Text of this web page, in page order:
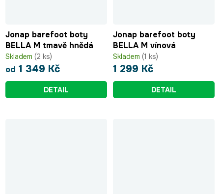
Jonap barefoot boty
BELLA M tmavě hnědá
Skladem (2 ks)
od 1 349 Kč
DETAIL
Jonap barefoot boty
BELLA M vínová
Skladem (1 ks)
1 299 Kč
DETAIL